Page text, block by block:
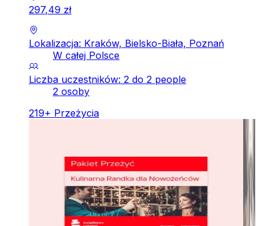
297,49 zł
Lokalizacja: Kraków, Bielsko-Biała, Poznań
W całej Polsce
Liczba uczestników: 2 do 2 people
2 osoby
219+ Przeżycia